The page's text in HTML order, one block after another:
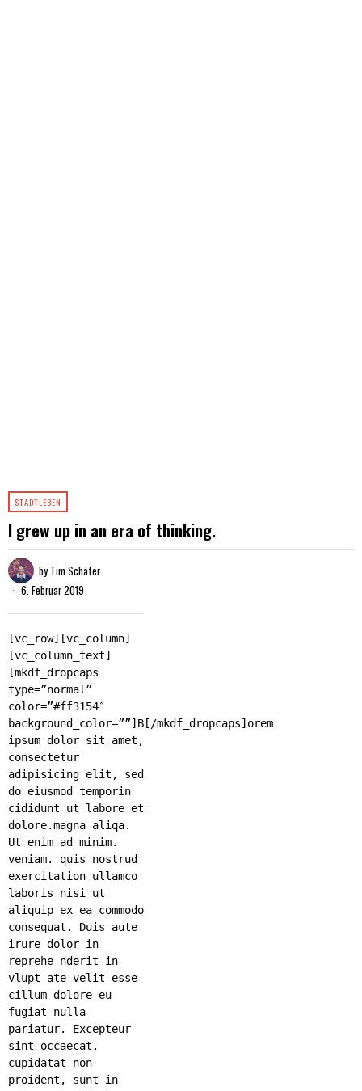
STADTLEBEN
I grew up in an era of thinking.
byTim Schäfer
6. Februar 2019
[vc_row][vc_column]
[vc_column_text]
[mkdf_dropcaps
type=”normal”
color=”#ff3154″
background_color=””]B[/mkdf_dropcaps]orem
ipsum dolor sit amet,
consectetur
adipisicing elit, sed
do eiusmod temporin
cididunt ut labore et
dolore.magna aliqa.
Ut enim ad minim.
veniam. quis nostrud
exercitation ullamco
laboris nisi ut
aliquip ex ea commodo
consequat. Duis aute
irure dolor in
reprehe nderit in
vlupt ate velit esse
cillum dolore eu
fugiat nulla
pariatur. Excepteur
sint occaecat.
cupidatat non
proident, sunt in